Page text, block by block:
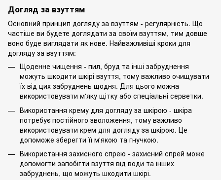
Догляд за взуттям
Основний принцип догляду за взуттям - регулярність. Що
частіше ви будете доглядати за своїм взуттям, тим довше
воно буде виглядати як нове. Найважливіші кроки для
догляду за взуттям:
Щоденне чищення - пил, бруд та інші забруднення
можуть шкодити шкірі взуття, тому важливо очищувати
їх від цих забруднень щодня. Для цього можна
використовувати м'яку щітку або спеціальні серветки.
Використання крему для догляду за шкірою - шкіра
потребує постійного зволоження, тому важливо
використовувати крем для догляду за шкірою. Це
допоможе зберегти її м'якою та гнучкою.
Використання захисного спрею - захисний спрей може
допомогти запобігти взуття від води та інших
забруднень, що можуть шкодити шкірі.